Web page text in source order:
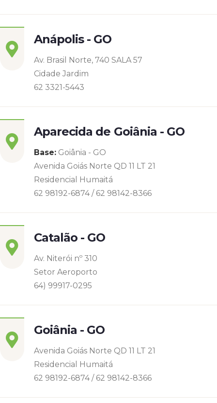
Anápolis - GO
Av. Brasil Norte, 740 SALA 57
Cidade Jardim
62 3321-5443
Aparecida de Goiânia - GO
Base: Goiânia - GO
Avenida Goiás Norte QD 11 LT 21
Residencial Humaitá
62 98192-6874 / 62 98142-8366
Catalão - GO
Av. Niterói nº 310
Setor Aeroporto
64) 99917-0295
Goiânia - GO
Avenida Goiás Norte QD 11 LT 21
Residencial Humaitá
62 98192-6874 / 62 98142-8366